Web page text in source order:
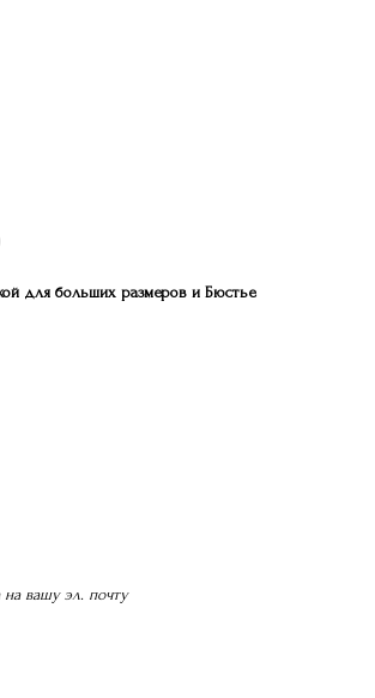
для больших размеров и Бюстье
вашу эл. почту